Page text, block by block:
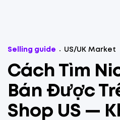
Selling guide US/UK Market
Cách Tìm
Bán Được
Shop US —